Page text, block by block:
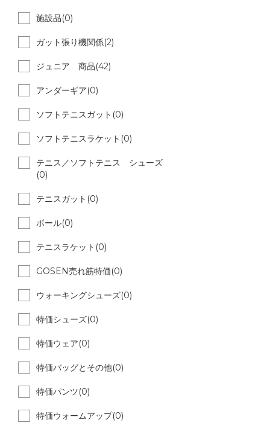
施設品(0)
ガット張り機関係(2)
ジュニア 商品(42)
アンダーギア(0)
ソフトテニスガット(0)
ソフトテニスラケット(0)
テニス／ソフトテニス シューズ
(0)
テニスガット(0)
ボール(0)
テニスラケット(0)
GOSEN売れ筋特価(0)
ウォーキングシューズ(0)
特価シューズ(0)
特価ウェア(0)
特価バッグとその他(0)
特価パンツ(0)
特価ウォームアップ(0)